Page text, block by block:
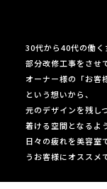
30代から40代の働
部分改修工事をさせ
オーナー様の「お客
という想いから、
元のデザインを残し
着ける空間となるよ
日々の疲れを美容室
うお客様にオススメ